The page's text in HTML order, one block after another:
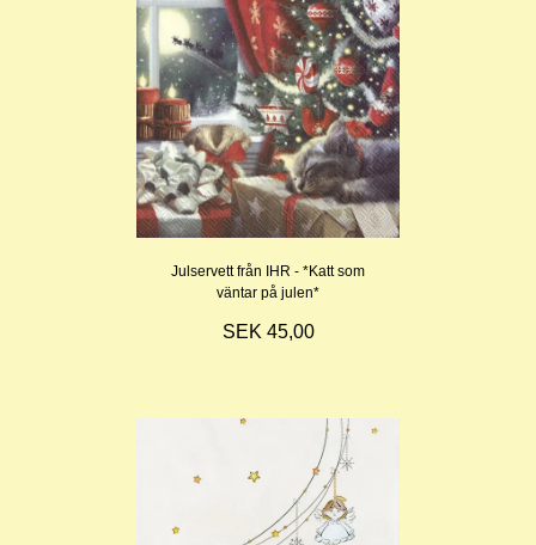
Julservett från IHR - *Katt som
väntar på julen*
SEK 45,00